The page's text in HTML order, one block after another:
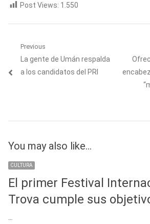
Post Views: 1.550
Navegación
de
Previous
Previous
post:
La gente de Umán respalda
a los candidatos del PRI
Next
post:
You may also like...
CULTURA
El primer Festival
Trova cumple sus